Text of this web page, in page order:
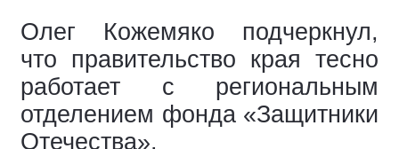
Олег Кожемяко подчеркнул,
что правительство края тесно
работает с региональным
отделением фонда «Защитники
Отечества».